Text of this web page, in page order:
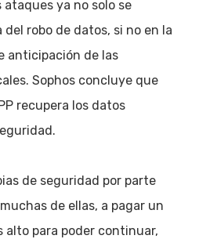
ya no solo se
robo de datos, si no en la
anticipación de las
Sophos concluye que
recupera los datos
de seguridad por parte
de ellas, a pagar un
alto para poder continuar,